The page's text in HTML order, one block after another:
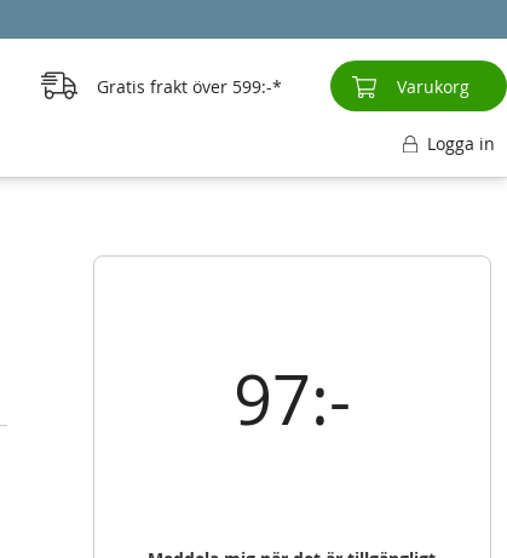
97:-
Gratis frakt över 599:- Varukorg
Logga in